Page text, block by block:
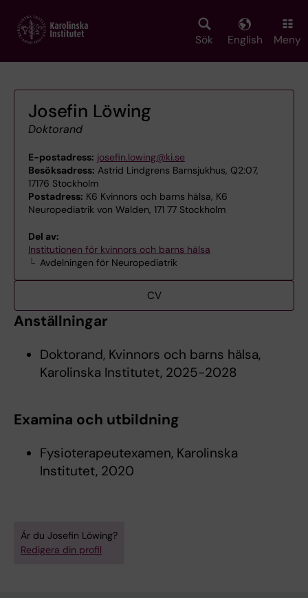
main
Sök English Meny
Josefin Löwing
Doktorand
E-postadress: josefin.lowing@ki.se
Besöksadress: Astrid Lindgrens Barnsjukhus, Q2:07,
17176 Stockholm
Postadress: K6 Kvinnors och barns hälsa, K6
Neuropediatrik von Walden, 171 77 Stockholm
Del av:
Institutionen för kvinnors och barns hälsa
Avdelningen för Neuropediatrik
CV
Anställningar
Doktorand, Kvinnors och barns hälsa,
Karolinska Institutet, 2025-2028
Examina och utbildning
Fysioterapeutexamen, Karolinska
Institutet, 2020
Är du Josefin Löwing?
Redigera din profil